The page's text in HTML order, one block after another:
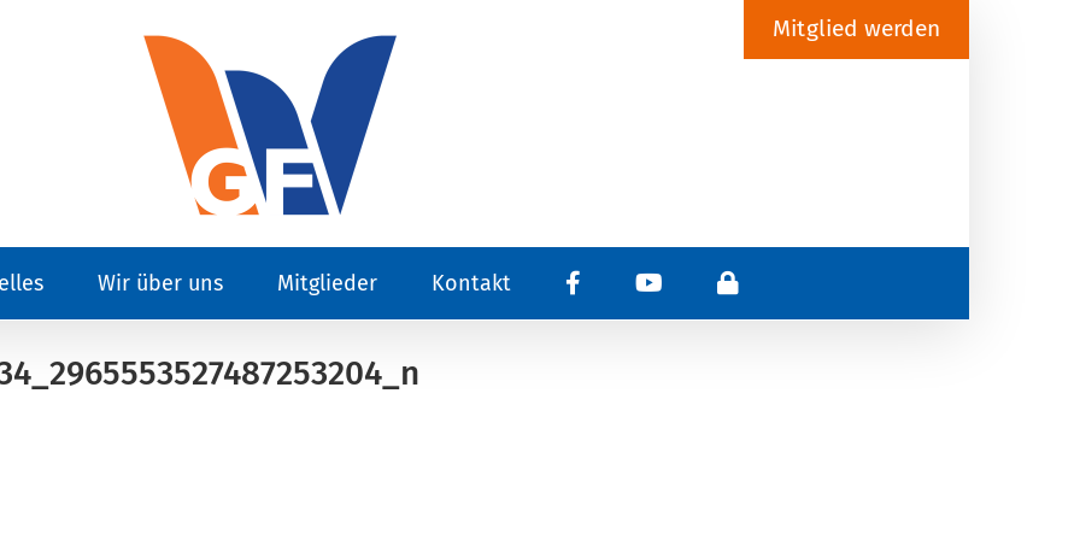
Mitglied werden
Wir über uns Mitglieder Kontakt